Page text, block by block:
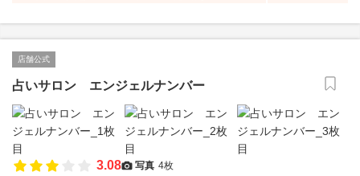
店舗公式
占いサロン エンジェルナンバー
3.08 写真 4枚